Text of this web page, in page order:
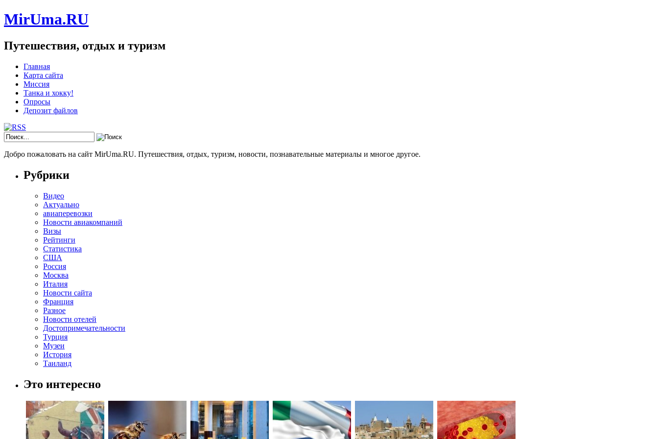
MirUma.RU
Путешествия, отдых и туризм
Главная
Карта сайта
Миссия
Танка и хокку!
Опросы
Депозит файлов
Добро пожаловать на сайт MirUma.RU. Путешествия, отдых, туризм, новости, познавательные материалы и многое другое.
Рубрики
Видео
Актуально
авиаперевозки
Новости авиакомпаний
Визы
Рейтинги
Статистика
США
Россия
Москва
Италия
Новости сайта
Франция
Разное
Новости отелей
Достопримечательности
Турция
Музеи
История
Таиланд
Это интересно